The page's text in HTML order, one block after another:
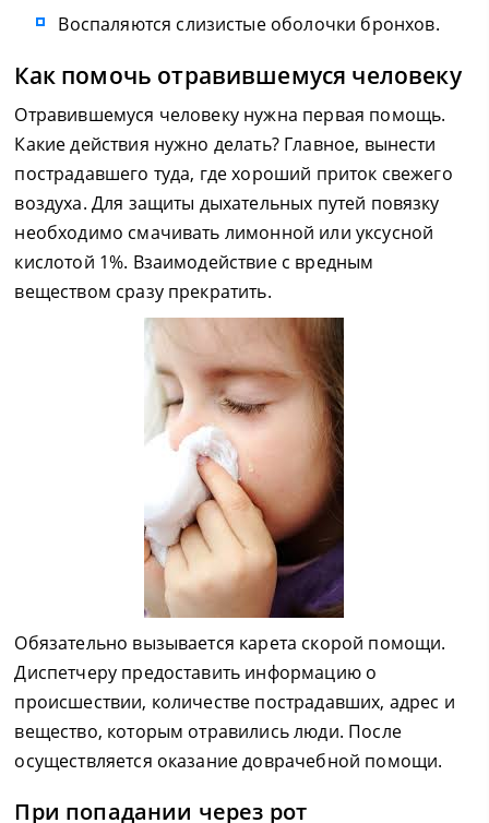
Воспаляются слизистые оболочки бронхов.
Как помочь отравившемуся человеку
Отравившемуся человеку нужна первая помощь.
Какие действия нужно делать? Главное, вынести
пострадавшего туда, где хороший приток свежего
воздуха. Для защиты дыхательных путей повязку
необходимо смачивать лимонной или уксусной
кислотой 1%. Взаимодействие с вредным
веществом сразу прекратить.
Обязательно вызывается карета скорой помощи.
Диспетчеру предоставить информацию о
происшествии, количестве пострадавших, адрес и
вещество, которым отравились люди. После
осуществляется оказание доврачебной помощи.
При попадании через рот